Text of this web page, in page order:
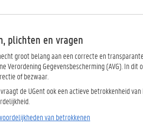
plichten en vragen
groot belang aan een correcte en
Verordening Gegevensbescherming (AVG). In
of bezwaar.
de UGent ook een actieve betrokkenheid
van betrokkenen